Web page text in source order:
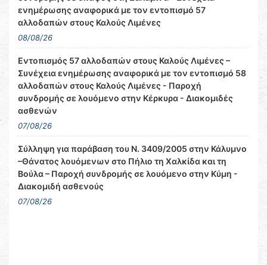
ενημέρωσης αναφορικά με τον εντοπισμό 57
αλλοδαπών στους Καλούς Λιμένες
08/08/26
Εντοπισμός 57 αλλοδαπών στους Καλούς Λιμένες –
Συνέχεια ενημέρωσης αναφορικά με τον εντοπισμό 58
αλλοδαπών στους Καλούς Λιμένες - Παροχή
συνδρομής σε λουόμενο στην Κέρκυρα - Διακομιδές
ασθενών
07/08/26
Σύλληψη για παράβαση του Ν. 3409/2005 στην Κάλυμνο
–Θάνατος λουόμενων στο Πήλιο τη Χαλκίδα και τη
Βούλα – Παροχή συνδρομής σε λουόμενο στην Κύμη -
Διακομιδή ασθενούς
07/08/26